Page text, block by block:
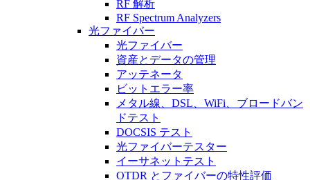
RF 解析
RF Spectrum Analyzers
光ファイバー
光ファイバー
資産とデータの管理
アッテネータ
ビットエラー率
メタル線、DSL、WiFi、ブロードバン
ドテスト
DOCSIS テスト
光ファイバーテスター
イーサネットテスト
OTDR とファイバーの特性評価